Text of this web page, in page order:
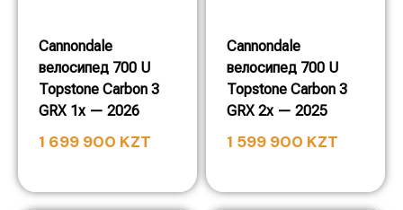
Cannondale
велосипед 700 U
Topstone Carbon 3
GRX 1x — 2026
1 699 900 KZT
Cannondale
велосипед 700 U
Topstone Carbon 3
GRX 2x — 2025
1 599 900 KZT